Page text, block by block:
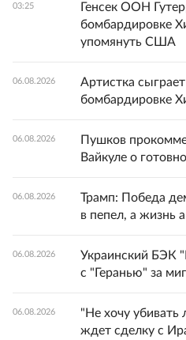
03:25
Генсек ООН
бомбардировке
упомянуть США
06.08.2026
Артистка
бомбардировке
06.08.2026
Пушков
Вайкуле о
06.08.2026
Трамп: Победа
в пепел, а жизнь
06.08.2026
Украинский БЭК
с "Геранью" за
06.08.2026
"Не хочу
ждет сделку с